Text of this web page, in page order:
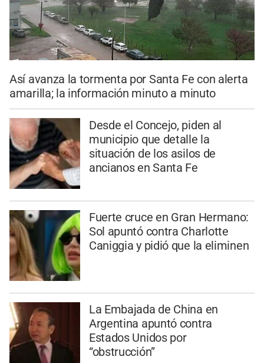
Así avanza la tormenta por Santa Fe con alerta
amarilla; la información minuto a minuto
Desde el Concejo, piden al
municipio que detalle la
situación de los asilos de
ancianos en Santa Fe
Fuerte cruce en Gran Hermano:
Sol apuntó contra Charlotte
Caniggia y pidió que la eliminen
La Embajada de China en
Argentina apuntó contra
Estados Unidos por
“obstrucción”